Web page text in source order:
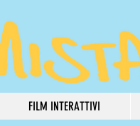
FILM INTERATTIVI